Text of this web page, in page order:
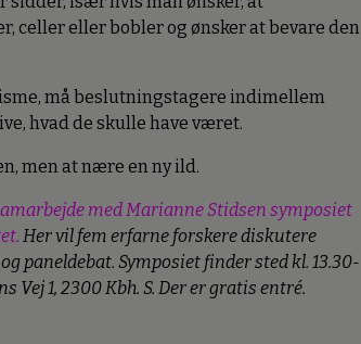
eller bobler og ønsker at bevare den
må beslutningstagere indimellem
hvad de skulle have været.
men at nære en ny ild.
med Marianne Stidsen symposiet
Her vil fem erfarne forskere diskutere
paneldebat. Symposiet finder sted kl. 13.30-
Vej 1, 2300 Kbh. S. Der er gratis entré.